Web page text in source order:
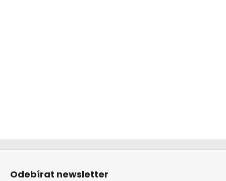
Z
Odebírat newsletter